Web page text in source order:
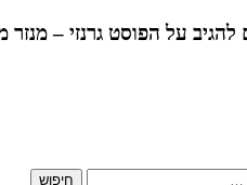
להגיב על הפוסט גרנזי –